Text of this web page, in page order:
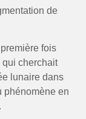
de
fois
qui cherchait
lunaire dans
phénomène en